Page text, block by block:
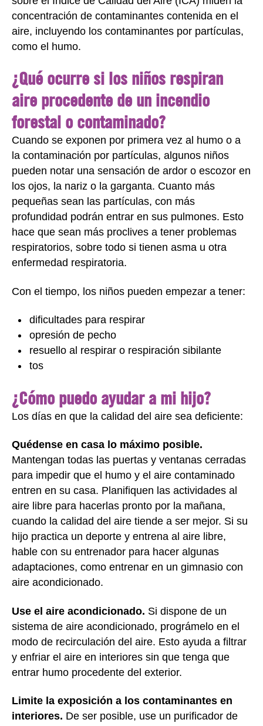
concentración de contaminantes contenida en el
aire, incluyendo los contaminantes por partículas,
como el humo.
¿Qué ocurre si los niños respiran
aire procedente de un incendio
forestal o contaminado?
Cuando se exponen por primera vez al humo o a
la contaminación por partículas, algunos niños
pueden notar una sensación de ardor o escozor en
los ojos, la nariz o la garganta. Cuanto más
pequeñas sean las partículas, con más
profundidad podrán entrar en sus pulmones. Esto
hace que sean más proclives a tener problemas
respiratorios, sobre todo si tienen asma u otra
enfermedad respiratoria.
Con el tiempo, los niños pueden empezar a tener:
dificultades para respirar
opresión de pecho
resuello al respirar o respiración sibilante
tos
¿Cómo puedo ayudar a mi hijo?
Los días en que la calidad del aire sea deficiente:
Quédense en casa lo máximo posible.
Mantengan todas las puertas y ventanas cerradas
para impedir que el humo y el aire contaminado
entren en su casa. Planifiquen las actividades al
aire libre para hacerlas pronto por la mañana,
cuando la calidad del aire tiende a ser mejor. Si su
hijo practica un deporte y entrena al aire libre,
hable con su entrenador para hacer algunas
adaptaciones, como entrenar en un gimnasio con
aire acondicionado.
Use el aire acondicionado. Si dispone de un
sistema de aire acondicionado, prográmelo en el
modo de recirculación del aire. Esto ayuda a filtrar
y enfriar el aire en interiores sin que tenga que
entrar humo procedente del exterior.
Limite la exposición a los contaminantes en
interiores. De ser posible, use un purificador de